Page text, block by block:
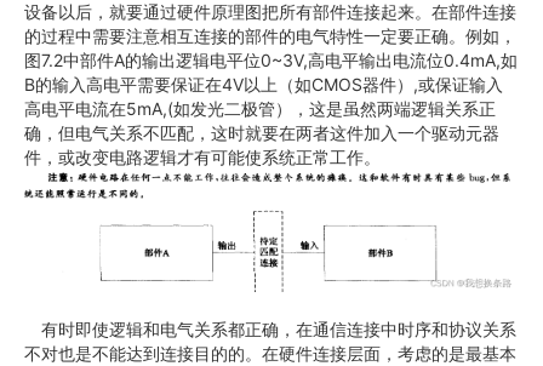
设备以后，就要通过硬件原理图把所有部件连接起来。在部件连接
的过程中需要注意相互连接的部件的电气特性一定要正确。例如，
图7.2中部件A的输出逻辑电平位0~3V,高电平输出电流位0.4mA,如
B的输入高电平需要保证在4V以上（如CMOS器件）,或保证输入
高电平电流在5mA,(如发光二极管），这是虽然两端逻辑关系正
确，但电气关系不匹配，这时就要在两者这件加入一个驱动元器
件，或改变电路逻辑才有可能使系统正常工作。
有时即使逻辑和电气关系都正确，在通信连接中时序和协议关系
不对也是不能达到连接目的的。在硬件连接层面，考虑的是最基本